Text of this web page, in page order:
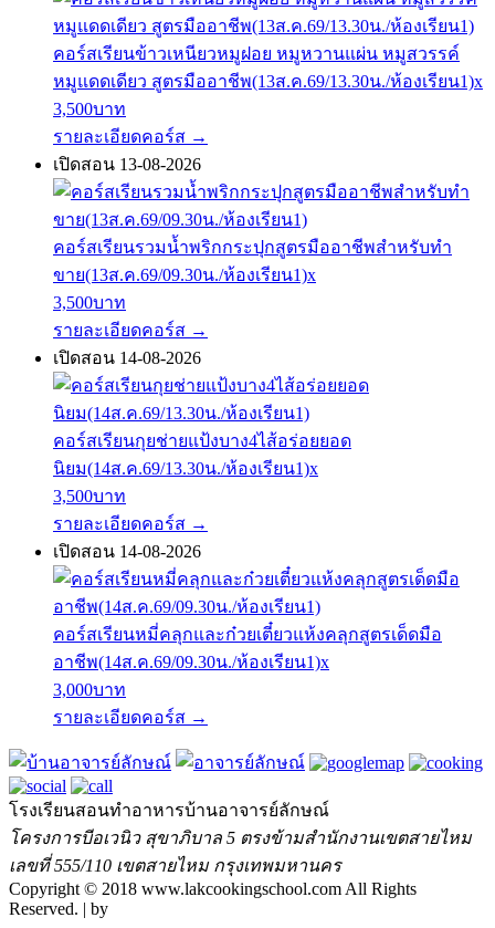
คอร์สเรียนข้าวเหนียวหมูฝอย หมูหวานแผ่น หมูสวรรค์
หมูแดดเดียว สูตรมืออาชีพ(13ส.ค.69/13.30น./ห้องเรียน1)x
3,500บาท
รายละเอียดคอร์ส →
เปิดสอน 13-08-2026
คอร์สเรียนรวมน้ำพริกกระปุกสูตรมืออาชีพสำหรับทำ
ขาย(13ส.ค.69/09.30น./ห้องเรียน1)x
3,500บาท
รายละเอียดคอร์ส →
เปิดสอน 14-08-2026
คอร์สเรียนกุยช่ายแป้งบาง4ไส้อร่อยยอด
นิยม(14ส.ค.69/13.30น./ห้องเรียน1)x
3,500บาท
รายละเอียดคอร์ส →
เปิดสอน 14-08-2026
คอร์สเรียนหมี่คลุกและก๋วยเตี๋ยวแห้งคลุกสูตรเด็ดมือ
อาชีพ(14ส.ค.69/09.30น./ห้องเรียน1)x
3,000บาท
รายละเอียดคอร์ส →
โรงเรียนสอนทำอาหารบ้านอาจารย์ลักษณ์
โครงการบีอเวนิว สุขาภิบาล 5 ตรงข้ามสำนักงานเขตสายไหม
เลขที่ 555/110 เขตสายไหม กรุงเทพมหานคร
Copyright © 2018 www.lakcookingschool.com All Rights
Reserved. | by